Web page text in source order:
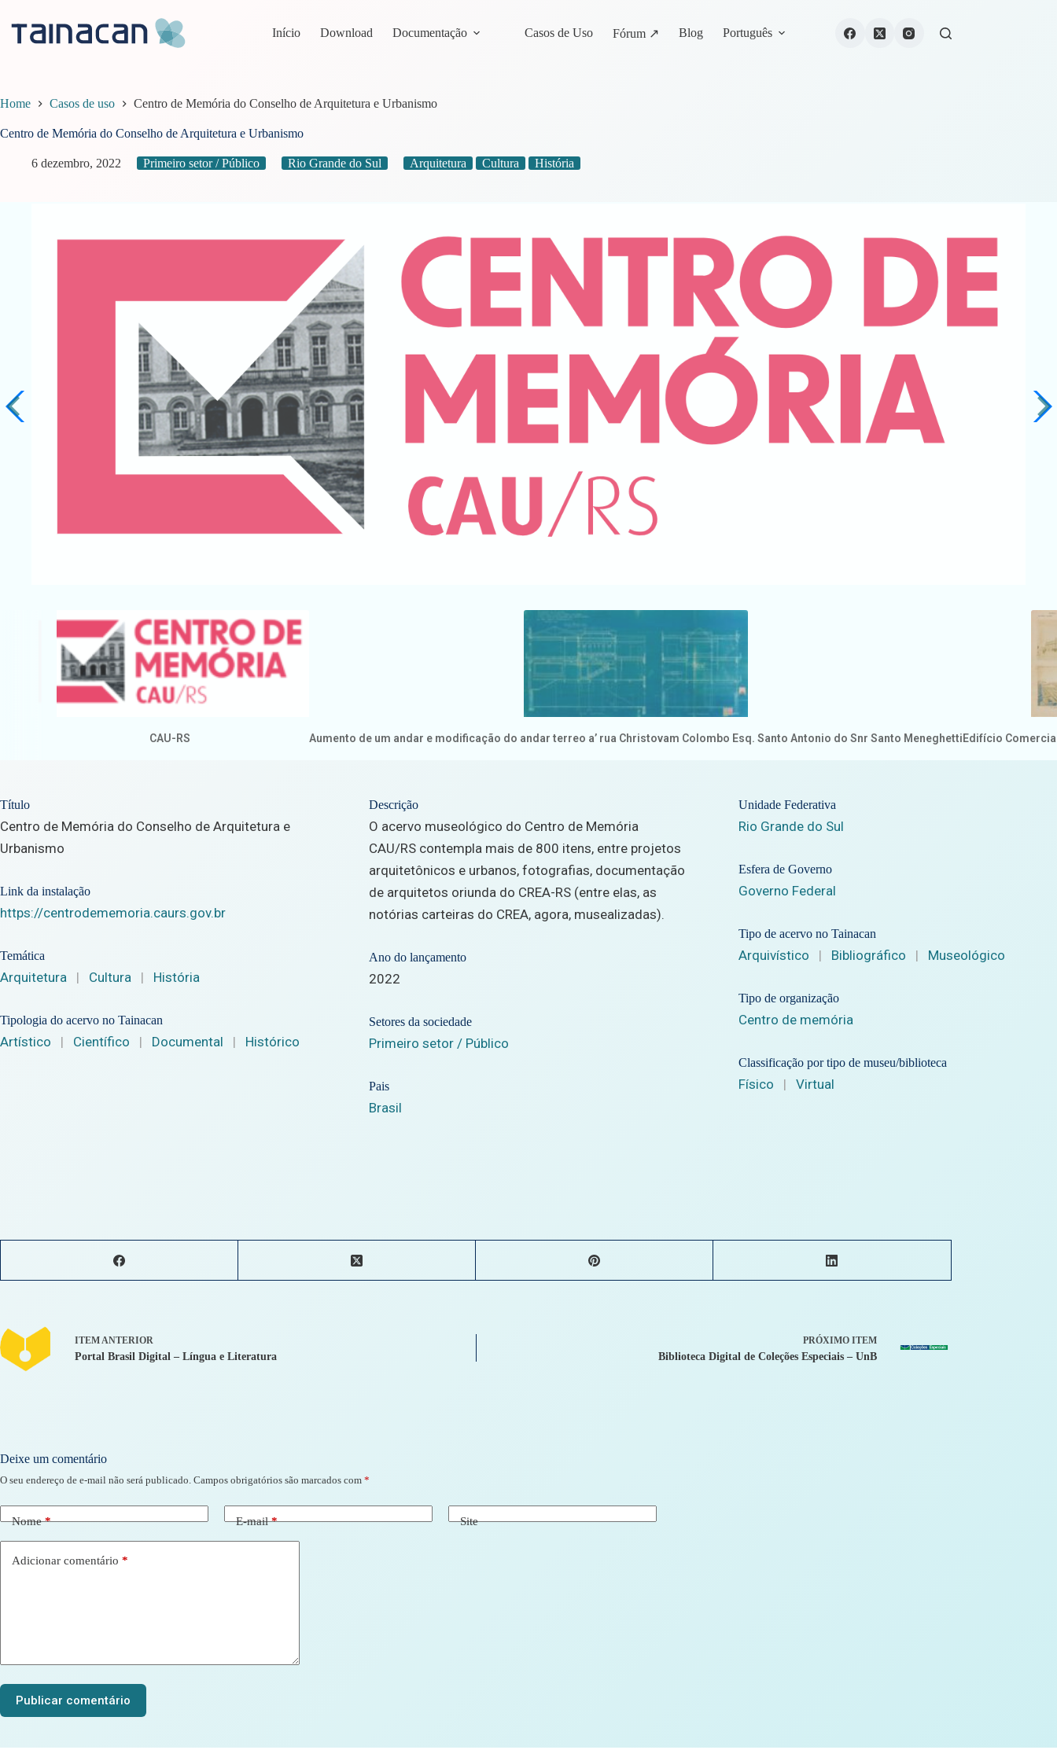
conteúdo
Início Download Documentação Casos de Uso Fórum ↗ Blog Português
Home Casos de uso Centro de Memória do Conselho de Arquitetura e Urbanismo
Centro de Memória do Conselho de Arquitetura e Urbanismo
6 dezembro, 2022 Primeiro setor / Público Rio Grande do Sul Arquitetura Cultura História
CAU-RS Aumento de um andar e modificação do andar terreo a’ rua Christovam Colombo Esq. Santo Antonio do Snr Santo MeneghettiEdifício
Título
Centro de Memória do Conselho de Arquitetura e
Urbanismo
Link da instalação
https://centrodememoria.caurs.gov.br
Temática
Arquitetura | Cultura | História
Tipologia do acervo no Tainacan
Artístico | Científico | Documental | Histórico
Descrição
O acervo museológico do Centro de Memória
CAU/RS contempla mais de 800 itens, entre projetos
arquitetônicos e urbanos, fotografias, documentação
de arquitetos oriunda do CREA-RS (entre elas, as
notórias carteiras do CREA, agora, musealizadas).
Ano do lançamento
2022
Setores da sociedade
Primeiro setor / Público
Pais
Brasil
Unidade Federativa
Rio Grande do Sul
Esfera de Governo
Governo Federal
Tipo de acervo no Tainacan
Arquivístico | Bibliográfico | Museológico
Tipo de organização
Centro de memória
Classificação por tipo de museu/biblioteca
Físico | Virtual
ITEM ANTERIOR
Portal Brasil Digital – Língua e Literatura
PRÓXIMO ITEM
Biblioteca Digital de Coleções Especiais – UnB
Deixe um comentário
O seu endereço de e-mail não será publicado. Campos obrigatórios são marcados com *
Nome* E-mail* Site
Adicionar comentário *
Publicar comentário